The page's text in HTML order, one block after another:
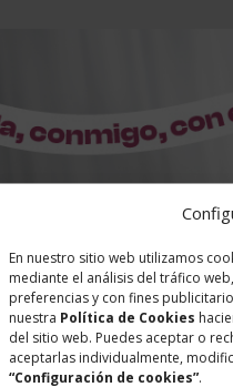
En nuestro sitio web utilizamos
mediante el análisis del tráfico
preferencias y con fines
nuestra Política de Cookies
del sitio web. Puedes aceptar o
aceptarlas individualmente,
“Configuración de cookies”.